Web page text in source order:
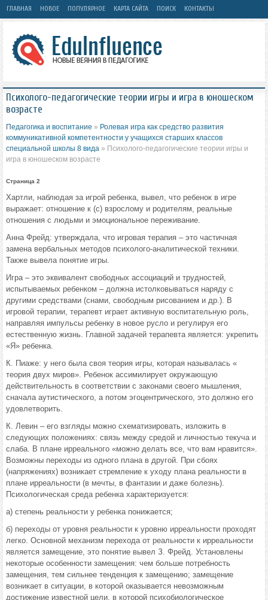
ГЛАВНАЯ НОВОЕ ПОПУЛЯРНОЕ КАРТА САЙТА ПОИСК КОНТАКТЫ
Психолого-педагогические теории игры и игра в юношеском
возрасте
Педагогика и воспитание » Ролевая игра как средство развития
коммуникативной компетентности у учащихся старших классов
специальной школы 8 вида » Психолого-педагогические теории игры и
игра в юношеском возрасте
Страница 2
Хартли, наблюдая за игрой ребенка, вывел, что ребенок в игре
выражает: отношение к (с) взрослому и родителям, реальные
отношения с людьми и эмоциональное переживание.
Анна Фрейд: утверждала, что игровая терапия – это частичная
замена вербальных методов психолого-аналитической техники.
Также вывела понятие игры.
Игра – это эквивалент свободных ассоциаций и трудностей,
испытываемых ребенком – должна истолковываться наряду с
другими средствами (снами, свободным рисованием и др.). В
игровой терапии, терапевт играет активную воспитательную роль,
направляя импульсы ребенку в новое русло и регулируя его
естественную жизнь. Главной задачей терапевта является: укрепить
«Я» ребенка.
К. Пиаже: у него была своя теория игры, которая называлась «
теория двух миров». Ребенок ассимилирует окружающую
действительность в соответствии с законами своего мышления,
сначала аутистического, а потом эгоцентрического, это должно его
удовлетворить.
К. Левин – его взгляды можно схематизировать, изложить в
следующих положениях: связь между средой и личностью текуча и
слаба. В плане ирреального «можно делать все, что вам нравится».
Возможны переходы из одного плана в другой. При сбоях
(напряжениях) возникает стремление к уходу плана реальности в
плане ирреальности (в мечты, в фантазии и даже болезнь).
Психологическая среда ребенка характеризуется:
а) степень реальности у ребенка понижается;
б) переходы от уровня реальности к уровню ирреальности проходят
легко. Основной механизм перехода от реальности к ирреальности
является замещение, это понятие вывел З. Фрейд. Установлены
некоторые особенности замещения: чем больше потребность
замещения, тем сильнее тенденция к замещению; замещение
возникает в ситуации, в которой оказывается невозможным
достижение известной цели, в которой психобиологическое